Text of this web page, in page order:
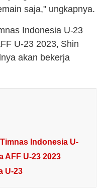
saja," ungkapnya.
Indonesia U-23
U-23 2023, Shin
akan bekerja
Indonesia U-
AFF U-23 2023
U-23